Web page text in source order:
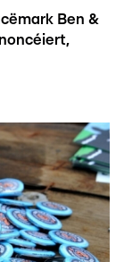
Ben &